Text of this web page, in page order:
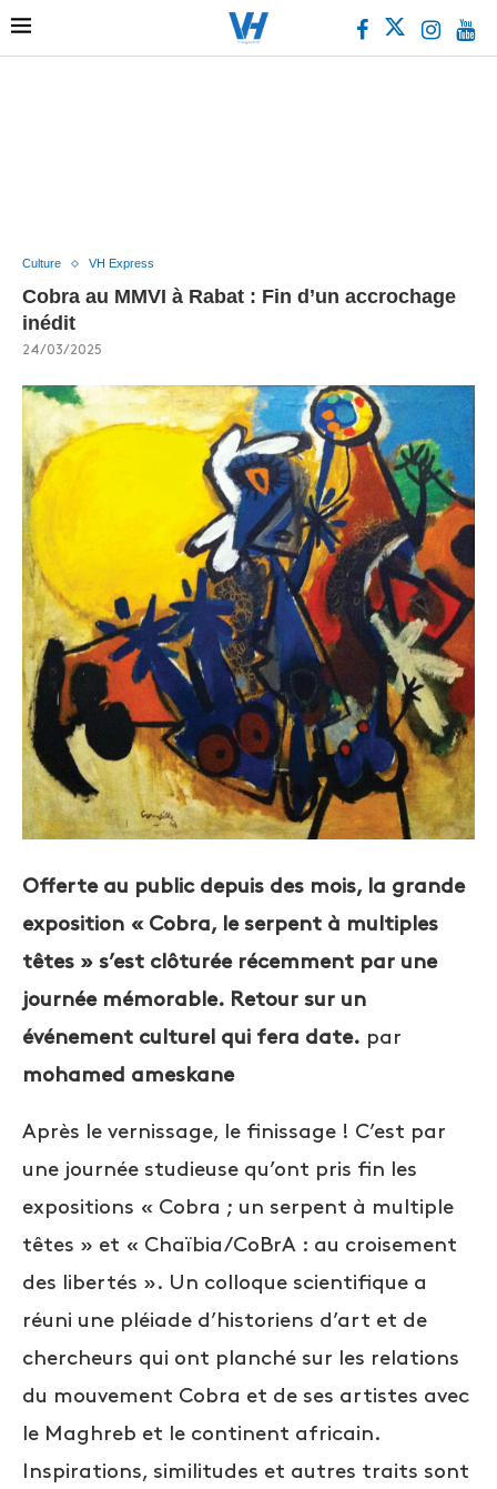
Culture VH Express
Cobra au MMVI à Rabat : Fin d’un accrochage
inédit
24/03/2025
Offerte au public depuis des mois, la grande
exposition « Cobra, le serpent à multiples
têtes » s’est clôturée récemment par une
journée mémorable. Retour sur un
événement culturel qui fera date. par
mohamed ameskane
Après le vernissage, le finissage ! C’est par
une journée studieuse qu’ont pris fin les
expositions « Cobra ; un serpent à multiple
têtes » et « Chaïbia/CoBrA : au croisement
des libertés ». Un colloque scientifique a
réuni une pléiade d’historiens d’art et de
chercheurs qui ont planché sur les relations
du mouvement Cobra et de ses artistes avec
le Maghreb et le continent africain.
Inspirations, similitudes et autres traits sont